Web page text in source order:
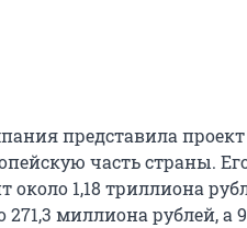
представила
часть страны.
около 1,18 триллиона
миллиона рублей, а